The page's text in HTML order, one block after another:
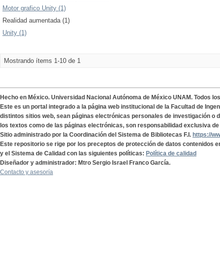
Motor grafico Unity (1)
Realidad aumentada (1)
Unity (1)
Mostrando ítems 1-10 de 1
Hecho en México. Universidad Nacional Autónoma de México UNAM. Todos
Este es un portal integrado a la página web institucional de la Facultad de
distintos sitios web, sean páginas electrónicas personales de investigación o
los textos como de las páginas electrónicas, son responsabilidad exclusiva
Sitio administrado por la Coordinación del Sistema de Bibliotecas F.I. https://
Este repositorio se rige por los preceptos de protección de datos contenidos
y el Sistema de Calidad con las siguientes políticas: Política de calidad
Diseñador y administrador: Mtro Sergio Israel Franco García.
Contacto y asesoría